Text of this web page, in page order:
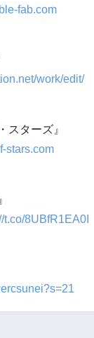
fab.com
work/edit/
スターズ』
stars.com
t.co/8UBfR1EA0I